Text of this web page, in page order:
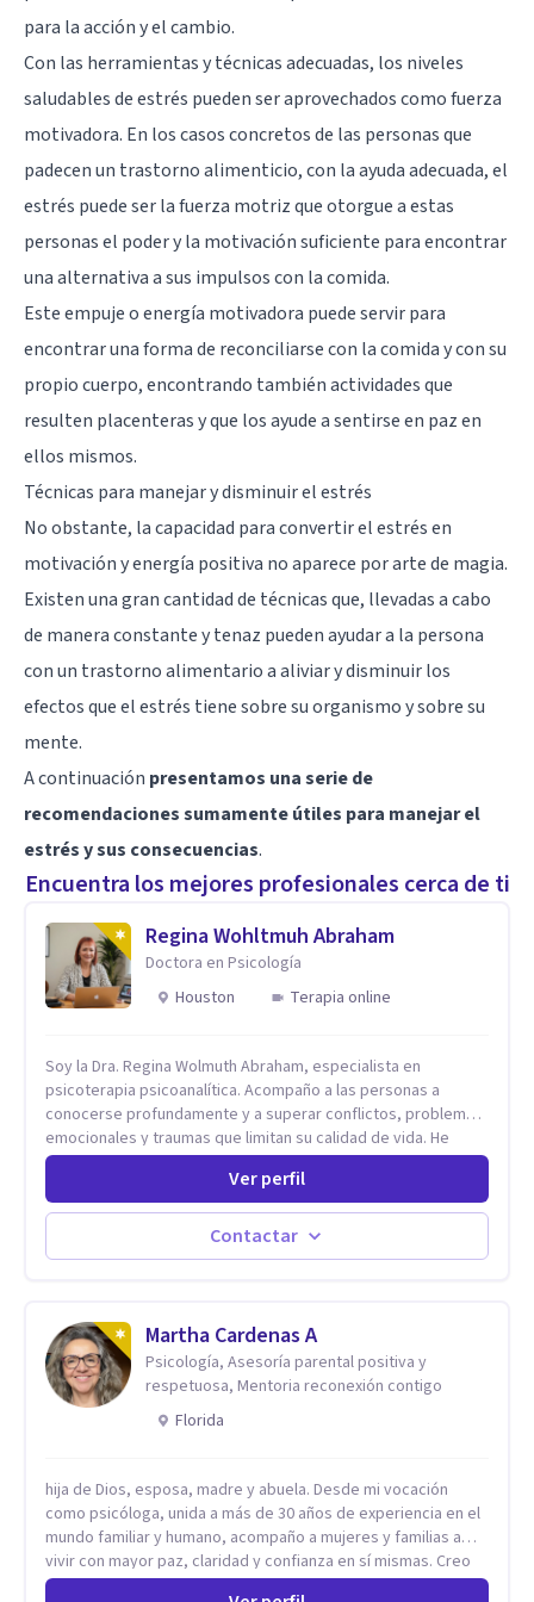
para la acción y el cambio.
Con las herramientas y técnicas adecuadas, los niveles
saludables de estrés pueden ser aprovechados como fuerza
motivadora. En los casos concretos de las personas que
padecen un trastorno alimenticio, con la ayuda adecuada, el
estrés puede ser la fuerza motriz que otorgue a estas
personas el poder y la motivación suficiente para encontrar
una alternativa a sus impulsos con la comida.
Este empuje o energía motivadora puede servir para
encontrar una forma de reconciliarse con la comida y con su
propio cuerpo, encontrando también actividades que
resulten placenteras y que los ayude a sentirse en paz en
ellos mismos.
Técnicas para manejar y disminuir el estrés
No obstante, la capacidad para convertir el estrés en
motivación y energía positiva no aparece por arte de magia.
Existen una gran cantidad de técnicas que, llevadas a cabo
de manera constante y tenaz pueden ayudar a la persona
con un trastorno alimentario a aliviar y disminuir los
efectos que el estrés tiene sobre su organismo y sobre su
mente.
A continuación presentamos una serie de
recomendaciones sumamente útiles para manejar el
estrés y sus consecuencias.
Encuentra los mejores profesionales cerca de ti
Regina Wohltmuh Abraham
Doctora en Psicología
Houston
Terapia online
Soy la Dra. Regina Wolmuth Abraham, especialista en
psicoterapia psicoanalítica. Acompaño a las personas a
conocerse profundamente y a superar conflictos, problemas
emocionales y traumas que limitan su calidad de vida. He
trabajado en reconocidas instituciones como el Hospital
Psiquiátrico San Rafael, Instituto Psiquiátrico MENDAO, San
Bernardino, Hospital Psiquiátrico Infantil y el Centro de
Integración Juvenil. Además, tuve el privilegio de colaborar
en comunidades como Olivar del Conde y Xochimilco, lo que
Ver perfil
Contactar
Martha Cardenas A
Psicología, Asesoría parental positiva y
respetuosa, Mentoria reconexión contigo
Florida
hija de Dios, esposa, madre y abuela. Desde mi vocación
como psicóloga, unida a más de 30 años de experiencia en el
mundo familiar y humano, acompaño a mujeres y familias a
vivir con mayor paz, claridad y confianza en sí mismas. Creo
profundamente que la vida está hecha de etapas, y que cada